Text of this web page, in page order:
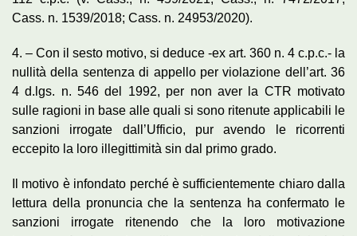
Cass. n. 1539/2018; Cass. n. 24953/2020).
4. – Con il sesto motivo, si deduce -ex art. 360 n. 4 c.p.c.- la
nullità della sentenza di appello per violazione dell’art. 36
4 d.lgs. n. 546 del 1992, per non aver la CTR motivato
sulle ragioni in base alle quali si sono ritenute applicabili le
sanzioni irrogate dall’Ufficio, pur avendo le ricorrenti
eccepito la loro illegittimità sin dal primo grado.
Il motivo è infondato perché è sufficientemente chiaro dalla
lettura della pronuncia che la sentenza ha confermato le
sanzioni irrogate ritenendo che la loro motivazione